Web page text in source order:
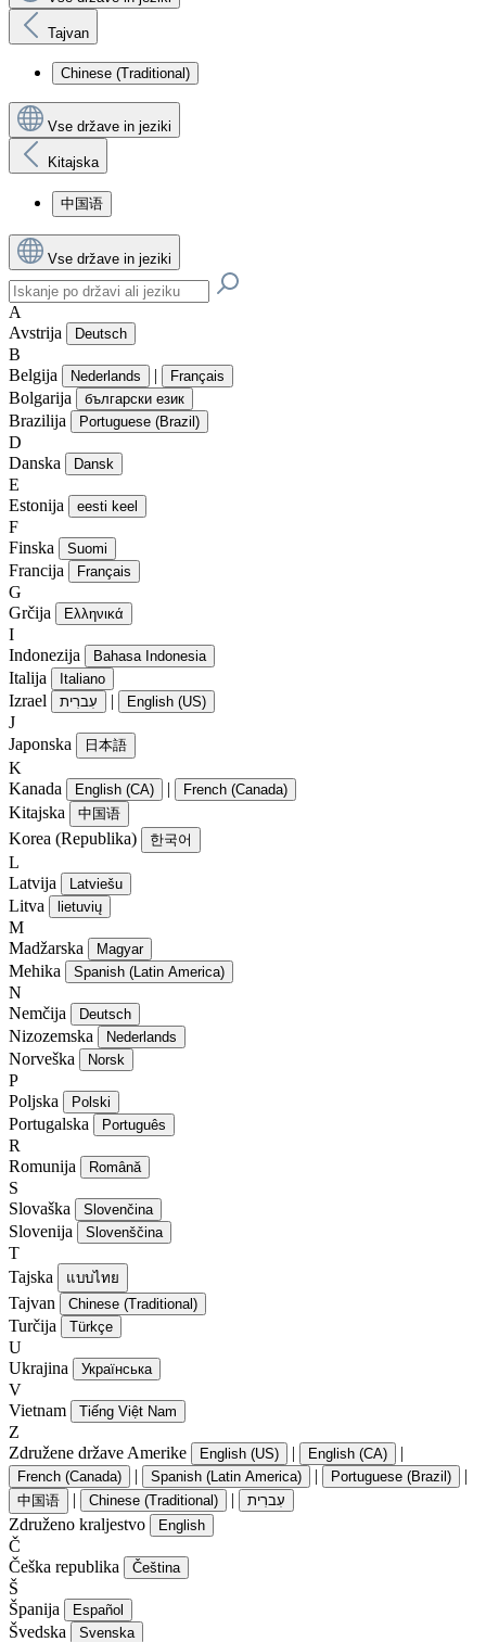
Tajvan
Chinese (Traditional)
Vse države in jeziki
Kitajska
中国语
Vse države in jeziki
A
Avstrija
Deutsch
B
Belgija
Nederlands | Français
Bolgarija български език
Brazilija Portuguese (Brazil)
D
Danska
Dansk
E
Estonija
eesti keel
F
Finska
Suomi
Francija Français
G
Grčija
Ελληνικά
I
Indonezija
Bahasa Indonesia
Italija Italiano
Izrael עִברִית | English (US)
J
Japonska
日本語
K
Kanada
English (CA) | French (Canada)
Kitajska 中国语
Korea (Republika) 한국어
L
Latvija
Latviešu
Litva lietuvių
M
Madžarska
Magyar
Mehika Spanish (Latin America)
N
Nemčija
Deutsch
Nizozemska Nederlands
Norveška Norsk
P
Poljska
Polski
Portugalska Português
R
Romunija
Română
S
Slovaška
Slovenčina
Slovenija Slovenščina
T
Tajska
แบบไทย
Tajvan Chinese (Traditional)
Turčija Türkçe
U
Ukrajina
Українська
V
Vietnam
Tiếng Việt Nam
Z
Združene države Amerike
English (US) | English (CA) |
French (Canada) | Spanish (Latin America) | Portuguese (Brazil) |
中国语 | Chinese (Traditional) | עִברִית
Združeno kraljestvo English
Č
Češka republika
Čeština
Š
Španija
Español
Švedska Svenska